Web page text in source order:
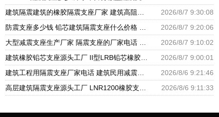
2026/8/7 9:30:08
2026/8/7 9:20:06
2026/8/7 9:10:02
2026/8/7 9:00:01
2026/8/6 9:21:46
2026/8/6 9:11:33